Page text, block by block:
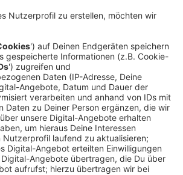
Einrichtungen. Das sind zum
den 17 neuen 30er-Zonen
die Junior Uni und die Station
Laut Gesetz darf das Tempolimit
vor und hinter die Einrichtung
Genau das soll in Wuppertal
gemacht werden. Mehr als
Tempo-30-Zonen hatte die
abgelehnt - das soll jetzt aber
werden.
12.05.2020 16:01